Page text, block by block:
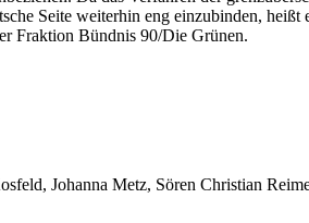
Seite weiterhin eng einzubinden, heißt
Fraktion Bündnis 90/Die Grünen.
Johanna Metz, Sören Christian